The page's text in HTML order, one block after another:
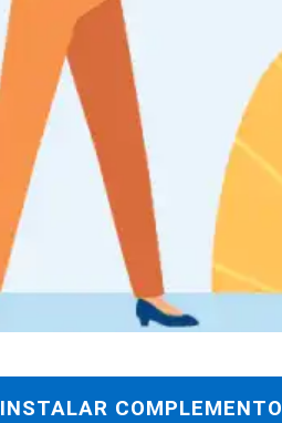
INSTALAR COMPLEMENTO